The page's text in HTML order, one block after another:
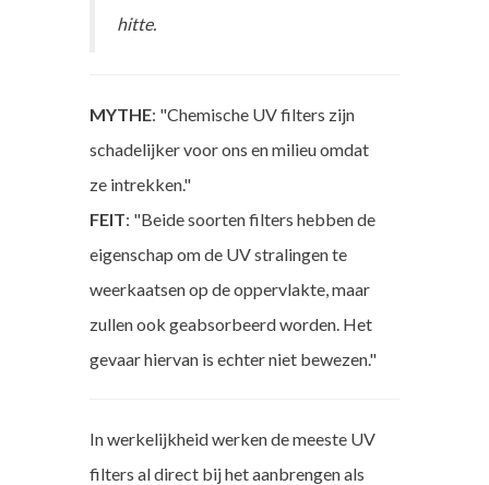
hitte.
MYTHE: "Chemische UV filters zijn
schadelijker voor ons en milieu omdat
ze intrekken."
FEIT: "Beide soorten filters hebben de
eigenschap om de UV stralingen te
weerkaatsen op de oppervlakte, maar
zullen ook geabsorbeerd worden. Het
gevaar hiervan is echter niet bewezen."
In werkelijkheid werken de meeste UV
filters al direct bij het aanbrengen als